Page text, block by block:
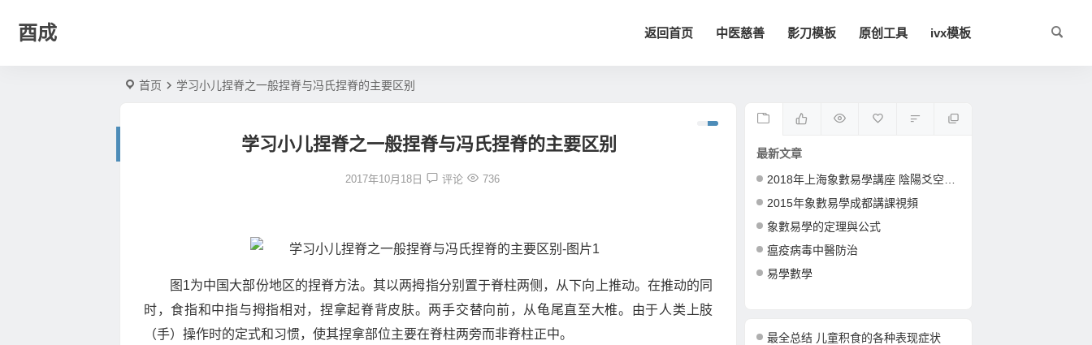
酉成 返回首页 中医慈善 影刀模板 原创工具 ivx模板
首页 学习小儿捏脊之一般捏脊与冯氏捏脊的主要区别
学习小儿捏脊之一般捏脊与冯氏捏脊的主要区别
2017年10月18日 评论 736
图1为中国大部份地区的捏脊方法。其以两拇指分别置于脊柱两侧，从下向上推动。在推动的同
时，食指和中指与拇指相对，捏拿起脊背皮肤。两手交替向前，从龟尾直至大椎。由于人类上肢
（手）操作时的定式和习惯，使其捏拿部位主要在脊柱两旁而非脊柱正中。
最新文章
2018年上海象數易學講座 陰陽爻空間卦形
2015年象數易學成都講課視頻
象數易學的定理與公式
瘟疫病毒中醫防治
易學數學
最全总结 儿童积食的各种表现症状